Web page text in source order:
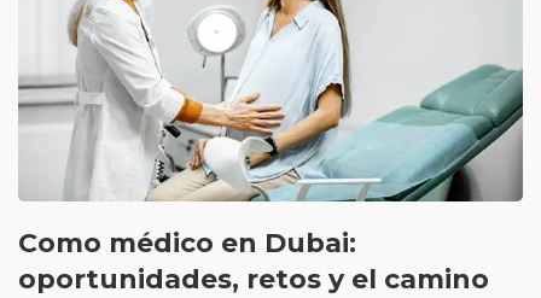
Como médico en Dubai:
oportunidades, retos y el camino